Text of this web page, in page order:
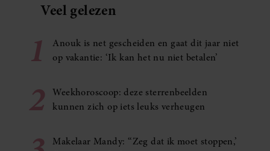
Veel gelezen
1
Anouk is net gescheiden en gaat dit jaar niet
op vakantie: ‘Ik kan het nu niet betalen’
2
Weekhoroscoop: deze sterrenbeelden
kunnen zich op iets leuks verheugen
Makelaar Mandy: ‘‘Zeg dat ik moet stoppen,’